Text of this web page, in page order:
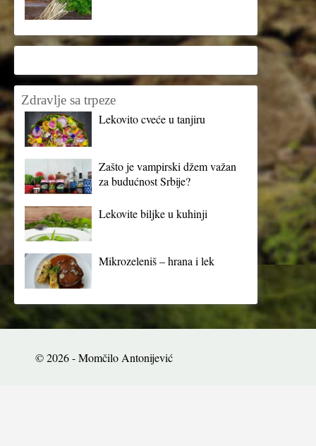
Zdravlje sa trpeze
Lekovito cveće u tanjiru
Zašto je vampirski džem važan
za budućnost Srbije?
Lekovite biljke u kuhinji
Mikrozeleniš – hrana i lek
© 2026 - Momčilo Antonijević